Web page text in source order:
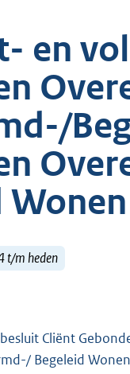
en
Wonen
t/m heden
Cliënt
Begeleid Wonen